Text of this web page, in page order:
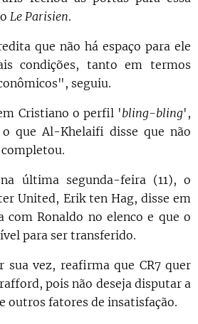
Le Parisien.
que não há espaço para ele
condições, tanto em termos
seguiu.
Cristiano o perfil 'bling-bling',
que Al-Khelaifi disse que não
última segunda-feira (11), o
United, Erik ten Hag, disse em
com Ronaldo no elenco e que o
para ser transferido.
sua vez, reafirma que CR7 quer
pois não deseja disputar a
outros fatores de insatisfação.